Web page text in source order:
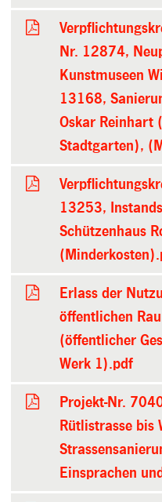
Nr. 12874,
Kunstmuseen
13168,
Oskar Reinhart
Stadtgarten),
13253,
Schützenhaus
Erlass der
öffentlichen
(öffentlicher
Werk 1).pdf
Projekt-Nr.
Rütlistrasse bis
Einsprachen